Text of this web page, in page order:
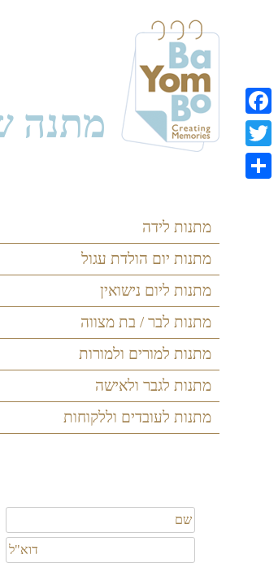
content
מתנה
מתנות לידה
מתנות יום הולדת עגול
מתנות ליום נישואין
מתנות לבר / בת מצווה
מתנות למורים ולמורות
מתנות לגבר ולאישה
מתנות לעובדים וללקוחות
Facebook
Twitter